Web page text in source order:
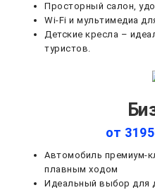
Просторный салон,
Wi-Fi и мультимедиа
Детские кресла –
туристов.
от
Автомобиль премиум-
плавным ходом
Идеальный выбор для